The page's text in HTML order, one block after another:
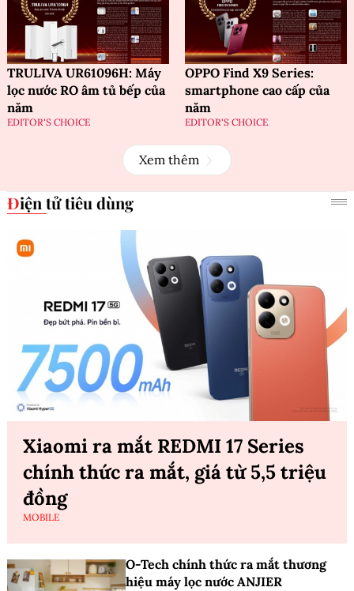
TRULIVA UR61096H: Máy
lọc nước RO âm tủ bếp của
năm
EDITOR'S CHOICE
OPPO Find X9 Series:
smartphone cao cấp của
năm
EDITOR'S CHOICE
Xem thêm
Điện tử tiêu dùng
Xiaomi ra mắt REDMI 17 Series
chính thức ra mắt, giá từ 5,5 triệu
đồng
MOBILE
O-Tech chính thức ra mắt thương
hiệu máy lọc nước ANJIER